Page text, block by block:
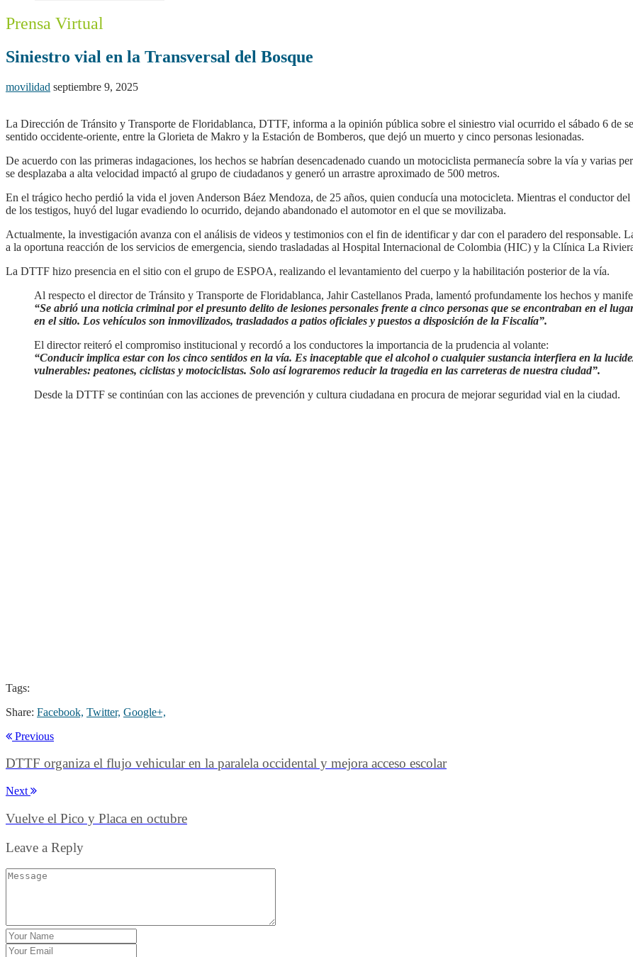
Prensa Virtual
Siniestro vial en la Transversal del Bosque
movilidad septiembre 9, 2025
La Dirección de Tránsito y Transporte de Floridablanca, DTTF, informa a la opinión pública sobre el siniestro vial ocurrido el sábado 6 de
sentido occidente-oriente, entre la Glorieta de Makro y la Estación de Bomberos, que dejó un muerto y cinco personas lesionadas.
De acuerdo con las primeras indagaciones, los hechos se habrían desencadenado cuando un motociclista permanecía sobre la vía y varias
se desplazaba a alta velocidad impactó al grupo de ciudadanos y generó un arrastre aproximado de 500 metros.
En el trágico hecho perdió la vida el joven Anderson Báez Mendoza, de 25 años, quien conducía una motocicleta. Mientras el conductor
de los testigos, huyó del lugar evadiendo lo ocurrido, dejando abandonado el automotor en el que se movilizaba.
Actualmente, la investigación avanza con el análisis de videos y testimonios con el fin de identificar y dar con el paradero del responsable.
a la oportuna reacción de los servicios de emergencia, siendo trasladadas al Hospital Internacional de Colombia (HIC) y la Clínica La
La DTTF hizo presencia en el sitio con el grupo de ESPOA, realizando el levantamiento del cuerpo y la habilitación posterior de la vía.
Al respecto el director de Tránsito y Transporte de Floridablanca, Jahir Castellanos Prada, lamentó profundamente los hechos y
“Se abrió una noticia criminal por el presunto delito de lesiones personales frente a cinco personas que se encontraban en el
en el sitio. Los vehículos son inmovilizados, trasladados a patios oficiales y puestos a disposición de la Fiscalía”.
El director reiteró el compromiso institucional y recordó a los conductores la importancia de la prudencia al volante:
“Conducir implica estar con los cinco sentidos en la vía. Es inaceptable que el alcohol o cualquier sustancia interfiera en la
vulnerables: peatones, ciclistas y motociclistas. Solo así lograremos reducir la tragedia en las carreteras de nuestra ciudad”.
Desde la DTTF se continúan con las acciones de prevención y cultura ciudadana en procura de mejorar seguridad vial en la ciudad.
Tags:
Share: Facebook, Twitter, Google+,
Previous
DTTF organiza el flujo vehicular en la paralela occidental y mejora acceso escolar
Next
Vuelve el Pico y Placa en octubre
Leave a Reply